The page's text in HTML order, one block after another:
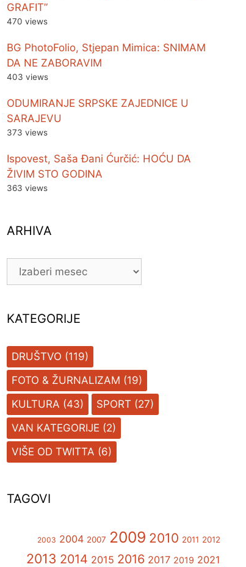
GRAFIT”
470 views
BG PhotoFolio, Stjepan Mimica: SNIMAM
DA NE ZABORAVIM
403 views
ODUMIRANJE SRPSKE ZAJEDNICE U
SARAJEVU
373 views
Ispovest, Saša Đani Ćurčić: HOĆU DA
ŽIVIM STO GODINA
363 views
ARHIVA
ARHIVA
KATEGORIJE
DRUŠTVO (119)
FOTO & ŽURNALIZAM (19)
KULTURA (43) SPORT (27)
VAN KATEGORIJE (2)
VIŠE OD TWITTA (6)
TAGOVI
2003 2004 2007 2009 2010 2011 2012
2013 2014 2015 2016 2017 2019 2021